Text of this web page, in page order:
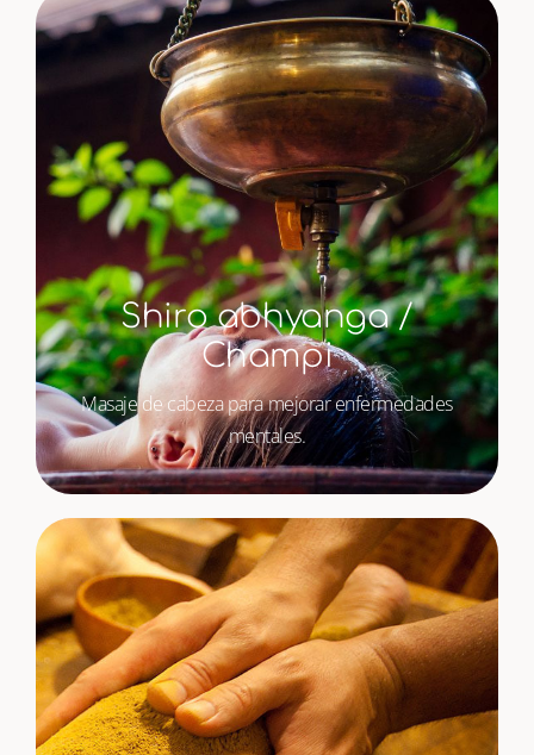
Shiro abhyanga /
Champi
Masaje de cabeza para mejorar enfermedades
mentales.